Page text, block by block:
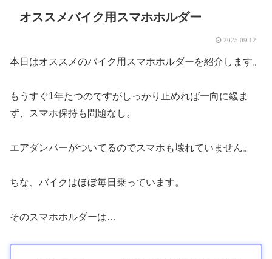
オススメバイク用スマホホルダー
2025.09.12
本日はオススメのバイク用スマホホルダーを紹介します。
もうすぐ1年たつのですがしっかり止めれば一向に緩ま
ず、スマホ保持も問題なし。
エアダンパーがついてるのでスマホも壊れていません。
ちな、バイクはほぼ毎日乗っています。
そのスマホホルダーは…